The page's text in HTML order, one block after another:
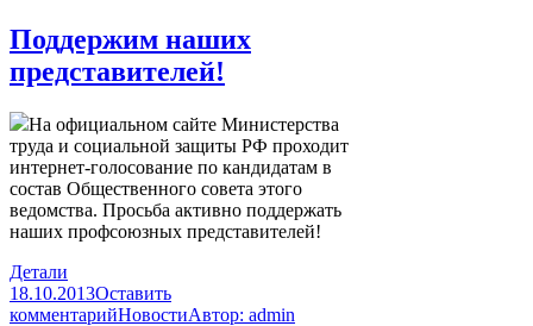
Поддержим наших
представителей!
На официальном сайте Министерства
труда и социальной защиты РФ проходит
интернет-голосование по кандидатам в
состав Общественного совета этого
ведомства. Просьба активно поддержать
наших профсоюзных представителей!
Детали
18.10.2013Оставить
комментарийНовостиАвтор: admin